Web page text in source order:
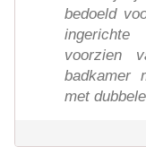
bedoeld
voorzien
badkamer
met